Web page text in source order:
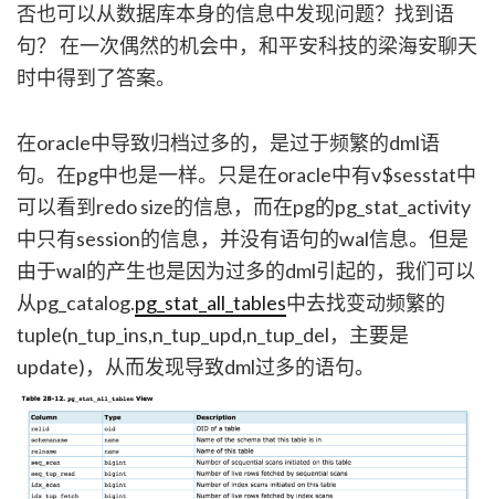
否也可以从数据库本身的信息中发现问题？找到语
句？ 在一次偶然的机会中，和平安科技的梁海安聊天
时中得到了答案。
在oracle中导致归档过多的，是过于频繁的dml语
句。在pg中也是一样。只是在oracle中有v$sesstat中
可以看到redo size的信息，而在pg的pg_stat_activity
中只有session的信息，并没有语句的wal信息。但是
由于wal的产生也是因为过多的dml引起的，我们可以
从pg_catalog.pg_stat_all_tables中去找变动频繁的
tuple(n_tup_ins,n_tup_upd,n_tup_del，主要是
update)，从而发现导致dml过多的语句。